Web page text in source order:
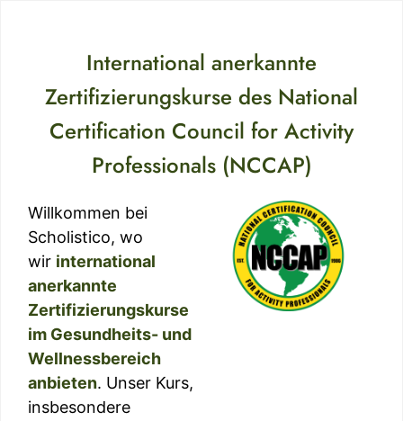
International anerkannte
Zertifizierungskurse des National
Certification Council for Activity
Professionals (NCCAP)
Willkommen bei
Scholistico, wo
wir international
anerkannte
Zertifizierungskurse
im Gesundheits- und
Wellnessbereich
anbieten. Unser Kurs,
insbesondere